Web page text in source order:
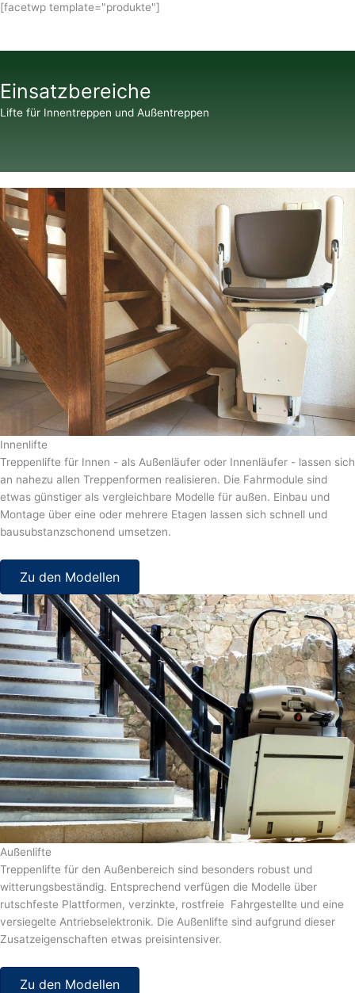
[facetwp template="produkte"]
Einsatzbereiche
Lifte für Innentreppen und Außentreppen
Innenlifte
Treppenlifte für Innen - als Außenläufer oder Innenläufer - lassen sich
an nahezu allen Treppenformen realisieren. Die Fahrmodule sind
etwas günstiger als vergleichbare Modelle für außen. Einbau und
Montage über eine oder mehrere Etagen lassen sich schnell und
bausubstanzschonend umsetzen.
Zu den Modellen
Außenlifte
Treppenlifte für den Außenbereich sind besonders robust und
witterungsbeständig. Entsprechend verfügen die Modelle über
rutschfeste Plattformen, verzinkte, rostfreie Fahrgestellte und eine
versiegelte Antriebselektronik. Die Außenlifte sind aufgrund dieser
Zusatzeigenschaften etwas preisintensiver.
Zu den Modellen